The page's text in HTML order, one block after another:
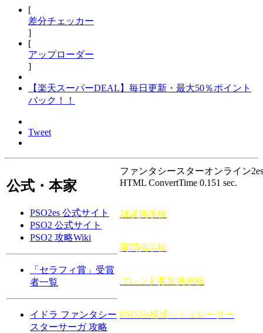
[
差分チェッカー
]
[
アップローダー
]
【楽天スーパーDEAL】毎日更新・最大50％ポイント
バック！！
Tweet
公式・本家
PSO2es 公式サイト
PSO2 公式サイト
PSO2 攻略Wiki
「セラフィ賞」受賞
者一覧
イドラ ファンタシー
スターサーガ 攻略
ファンタシースターオンライン
HTML ConvertTime 0.151 sec.
雑談掲示板
質問掲示板
フレンド募集掲示板
PSO2es構成シミュレーター